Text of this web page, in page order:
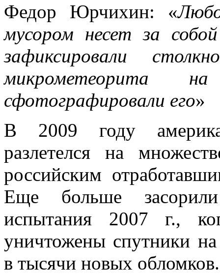
Федор Юрчихин: «
мусором несет за
зафиксировали
микрометеорита
сфотографировали его»
В 2009 году
разлетелся на
российским
Еще больше засорили
испытания 2007 г.,
уничтожены спутники на
в тысячи новых обломков.